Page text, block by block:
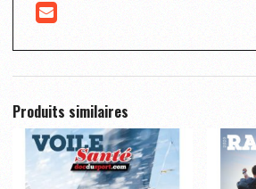
Produits similaires